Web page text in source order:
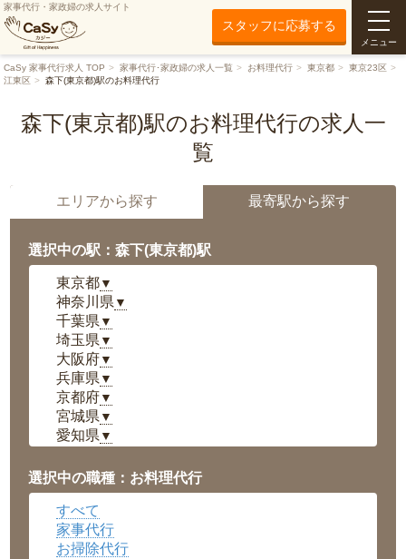
家事代行・家政婦の求人サイト
スタッフに応募する
メニュー
CaSy 家事代行求人 TOP 家事代行･家政婦の求人一覧 お料理代行 東京都
東京23区
江東区
森下(東京都)駅のお料理代行
森下(東京都)駅のお料理代行の求人一
覧
エリアから探す 最寄駅から探す
選択中の駅：森下(東京都)駅
東京都▼
神奈川県 ▼
千葉県 ▼
埼玉県 ▼
大阪府▼
兵庫県 ▼
京都府▼
宮城県 ▼
愛知県 ▼
岡山県▼
広島県▼
沖縄県
選択中の職種：お料理代行
すべて
家事代行
お掃除代行